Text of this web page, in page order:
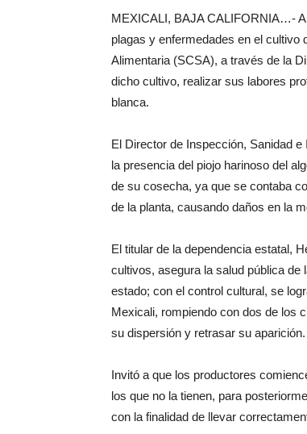
MEXICALI, BAJA CALIFORNIA…- A
plagas y enfermedades en el cultivo
Alimentaria (SCSA), a través de la
dicho cultivo, realizar sus labores
blanca.
El Director de Inspección, Sanidad
la presencia del piojo harinoso del
de su cosecha, ya que se contaba
de la planta, causando daños en la
El titular de la dependencia estatal,
cultivos, asegura la salud pública
estado; con el control cultural, se
Mexicali, rompiendo con dos de los
su dispersión y retrasar su aparición.
Invitó a que los productores
los que no la tienen, para
con la finalidad de llevar